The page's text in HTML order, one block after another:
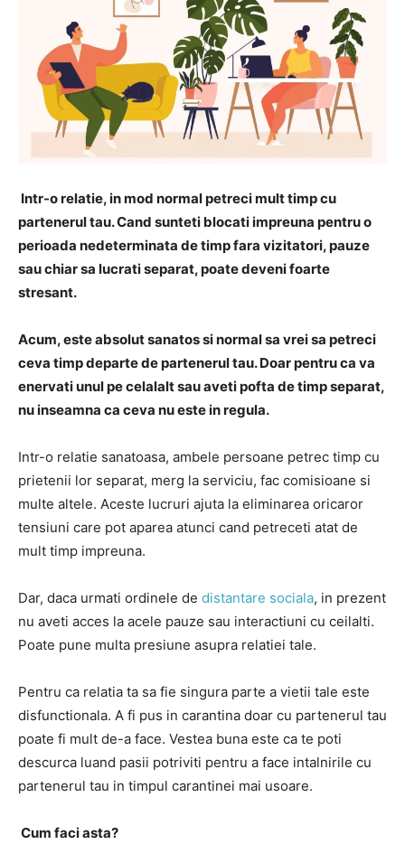
Intr-o relatie, in mod normal petreci mult timp cu
partenerul tau. Cand sunteti blocati impreuna pentru o
perioada nedeterminata de timp fara vizitatori, pauze
sau chiar sa lucrati separat, poate deveni foarte
stresant.
Acum, este absolut sanatos si normal sa vrei sa petreci
ceva timp departe de partenerul tau. Doar pentru ca va
enervati unul pe celalalt sau aveti pofta de timp separat,
nu inseamna ca ceva nu este in regula.
Intr-o relatie sanatoasa, ambele persoane petrec timp cu
prietenii lor separat, merg la serviciu, fac comisioane si
multe altele. Aceste lucruri ajuta la eliminarea oricaror
tensiuni care pot aparea atunci cand petreceti atat de
mult timp impreuna.
Dar, daca urmati ordinele de distantare sociala, in prezent
nu aveti acces la acele pauze sau interactiuni cu ceilalti.
Poate pune multa presiune asupra relatiei tale.
Pentru ca relatia ta sa fie singura parte a vietii tale este
disfunctionala. A fi pus in carantina doar cu partenerul tau
poate fi mult de-a face. Vestea buna este ca te poti
descurca luand pasii potriviti pentru a face intalnirile cu
partenerul tau in timpul carantinei mai usoare.
Cum faci asta?